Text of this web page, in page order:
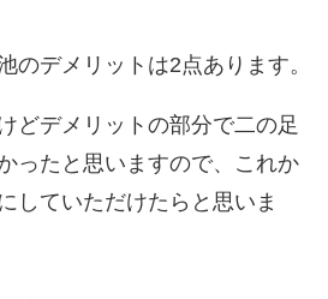
のデメリットは2点あります。
どデメリットの部分で二の足
ったと思いますので、これか
していただけたらと思いま